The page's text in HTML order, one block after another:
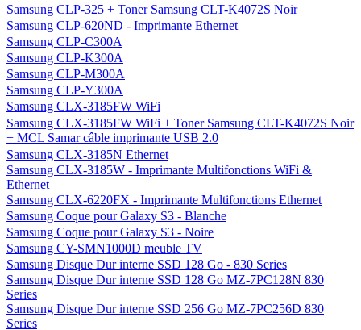
Samsung CLP-325 + Toner Samsung CLT-K4072S Noir
Samsung CLP-620ND - Imprimante Ethernet
Samsung CLP-C300A
Samsung CLP-K300A
Samsung CLP-M300A
Samsung CLP-Y300A
Samsung CLX-3185FW WiFi
Samsung CLX-3185FW WiFi + Toner Samsung CLT-K4072S Noir
+ MCL Samar câble imprimante USB 2.0
Samsung CLX-3185N Ethernet
Samsung CLX-3185W - Imprimante Multifonctions WiFi &
Ethernet
Samsung CLX-6220FX - Imprimante Multifonctions Ethernet
Samsung Coque pour Galaxy S3 - Blanche
Samsung Coque pour Galaxy S3 - Noire
Samsung CY-SMN1000D meuble TV
Samsung Disque Dur interne SSD 128 Go - 830 Series
Samsung Disque Dur interne SSD 128 Go MZ-7PC128N 830
Series
Samsung Disque Dur interne SSD 256 Go MZ-7PC256D 830
Series